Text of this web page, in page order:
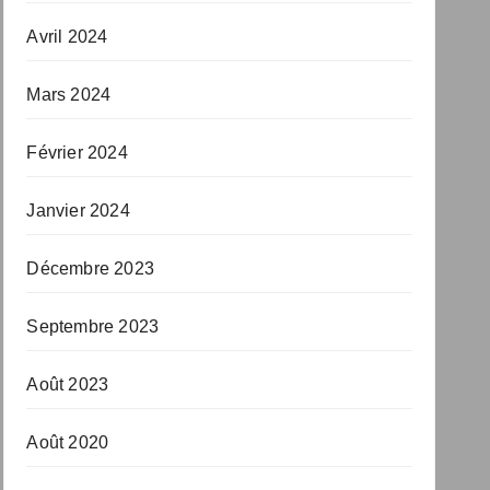
Avril 2024
Mars 2024
Février 2024
Janvier 2024
Décembre 2023
Septembre 2023
Août 2023
Août 2020